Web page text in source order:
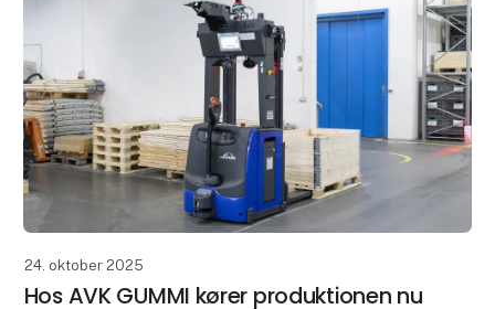
24. oktober 2025
Hos AVK GUMMI kører produktionen nu